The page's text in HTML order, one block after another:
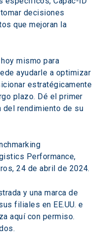
decisiones
que mejoran la
hoy mismo para
ayudarle a optimizar
estratégicamente
plazo. Dé el primer
del rendimiento de su
Performance,
24 de abril de 2024.
y una marca de
filiales en EE.UU. e
aquí con permiso.